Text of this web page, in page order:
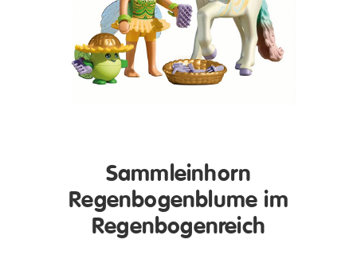
Sammleinhorn
Regenbogenblume im
Regenbogenreich